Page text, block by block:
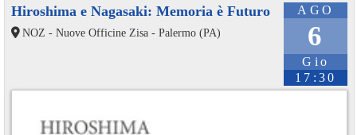
AGO
6
Gio
17:30
Hiroshima e Nagasaki: Memoria è Futuro
NOZ - Nuove Officine Zisa - Palermo (PA)